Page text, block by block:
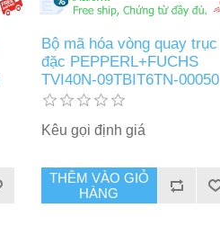
Bộ mã hóa vòng quay trục
đặc PEPPERL+FUCHS
TVI40N-09TBIT6TN-00050
Kêu gọi định giá
THÊM VÀO GIỎ
HÀNG